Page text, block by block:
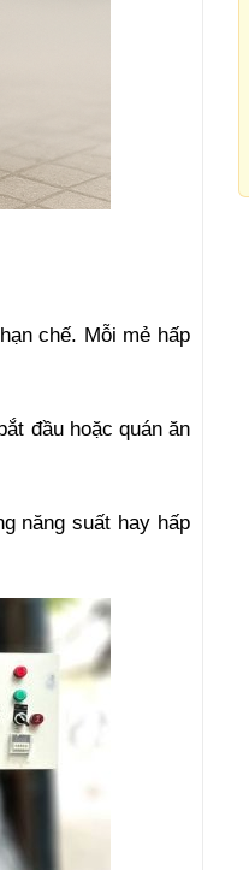
chế. Mỗi mẻ hấp
đầu hoặc quán ăn
năng suất hay hấp